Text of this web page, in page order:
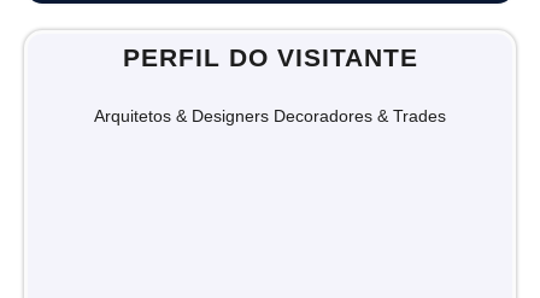
PERFIL DO VISITANTE
Arquitetos & Designers Decoradores & Trades